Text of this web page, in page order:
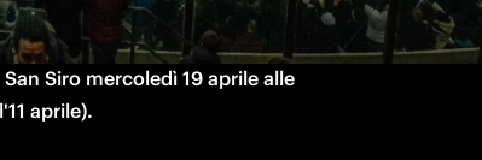
notte da Inter. La data è fissata,
i tifosi: Inter-Benfica, ritorno dei
Siro mercoledì 19 aprile alle
aprile).